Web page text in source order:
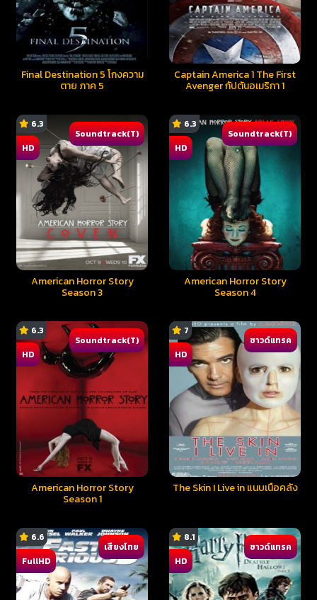
Final Destination 5 โกงความ
ตาย ภาค 5
Captain America 1 The First
Avenger กัปตันอเมริกา 1
6.3
HD
Soundtrack(T)
American Horror Story
Season 3
6.3
HD
Soundtrack(T)
American Horror Story
Season 4
6.3
HD
Soundtrack(T)
American Horror Story
Season 1
7
HD
ซาวด์แทรค
The Skin I Live in แนบเนื้อคลั่ง
6.6
FullHD
เสียงไทย
8.1
HD
ซาวด์แทรค